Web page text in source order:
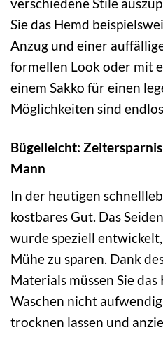
Sie das Hemd
Anzug und einer
formellen Look oder mit
einem Sakko für einen
Möglichkeiten sind endlos.
Bügelleicht:
Mann
In der heutigen
kostbares Gut. Das
wurde speziell
Mühe zu sparen. Dank
Materials müssen Sie das
Waschen nicht
trocknen lassen und